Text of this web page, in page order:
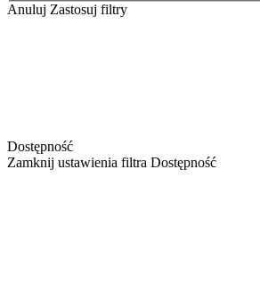
Anuluj Zastosuj filtry
Dostępność
Zamknij ustawienia filtra Dostępność